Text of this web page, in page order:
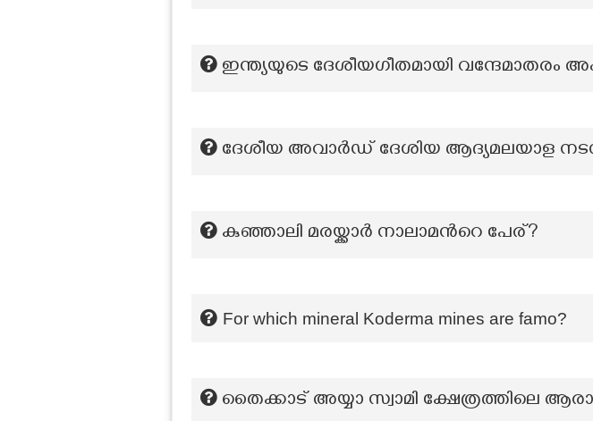
ഇന്ത്യയുടെ ദേശീയഗീതമായി വന്ദേമാതരം
ദേശീയ അവാർഡ് ദേശിയ ആദ്യമലയാള
കുഞ്ഞാലി മരയ്ക്കാർ നാലാമന്‍റെ പേര്?
For which mineral Koderma mines are famo?
തൈക്കാട് അയ്യാ സ്വാമി ക്ഷേത്രത്തിലെ